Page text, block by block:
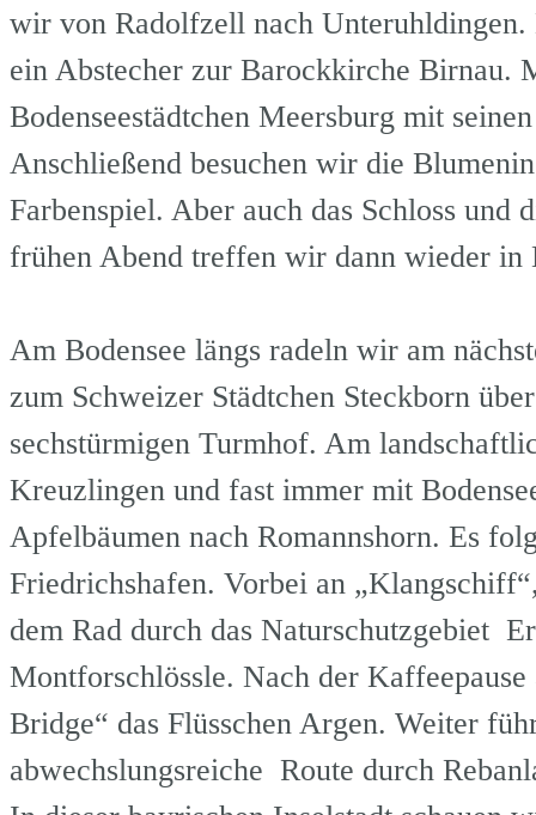
wir von Radolfzell nach
ein Abstecher zur Barockkirche Birnau.
Bodenseestädtchen Meersburg mit
Anschließend besuchen wir die
Farbenspiel. Aber auch das Schloss und
frühen Abend treffen wir
Am Bodensee längs radeln wir am
zum Schweizer Städtchen Steckborn
sechstürmigen Turmhof. Am
Kreuzlingen und fast immer mit
Apfelbäumen nach Romannshorn. Es
Friedrichshafen. Vorbei an
dem Rad durch das Naturschutzgebiet
Montforschlössle. Nach der
Bridge“ das Flüsschen Argen. Weiter
abwechslungsreiche Route durch